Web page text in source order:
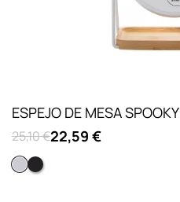
ESPEJO DE MESA SPOOKY
25,10 €22,59 €
BlancoNegro